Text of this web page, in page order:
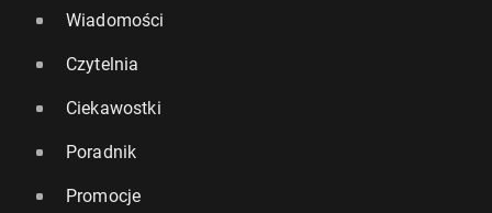
Wiadomości
Czytelnia
Ciekawostki
Poradnik
Promocje